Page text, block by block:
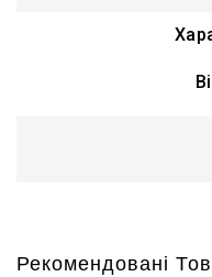
Рекомендовані